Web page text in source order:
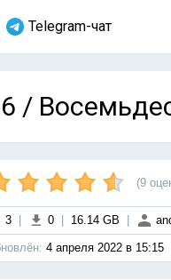
Telegram-чат
/
(9
3 0 16.14 GB
4 апреля 2022 в 15:15